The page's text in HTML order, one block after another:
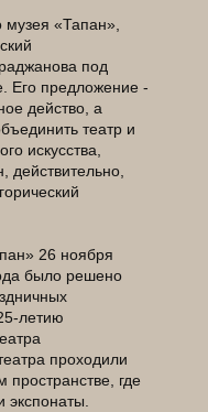
музея «Тапан»,
под
Его предложение -
действо, а
театр и
искусства,
действительно,
26 ноября
было решено
летию
проходили
пространстве, где
экспонаты.